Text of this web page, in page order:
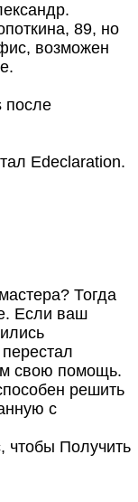
89, но
возможен
после
Edeclaration.
Тогда
Если ваш
свою помощь.
решить
с
чтобы Получить